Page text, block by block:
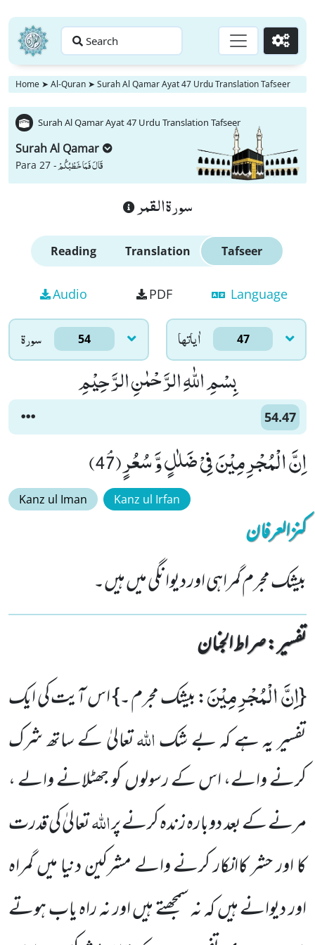
Search Go
Home ➤ Al-Quran ➤ Surah Al Qamar Ayat 47 Urdu Translation Tafseer
Surah Al Qamar Ayat 47 Urdu Translation Tafseer
Surah Al Qamar
Para 27 -قَالَ فَمَا خَطْبُكُمْ
سورة القمر
Reading Translation Tafseer
Audio PDF Language
سورۃ 54 اٰياتها 47
بِسْمِ اللّٰهِ الرَّحْمٰنِ الرَّحِیْمِ
54.47
اِنَّ الْمُجْرِمِیْنَ فِیْ ضَلٰلٍ وَّ سُعُرٍﭥ(47)
Kanz ul Iman Kanz ul Irfan
کنزالعرفان
بیشک مجرم گمراہی اور دیوانگی میں ہیں۔
تفسیر : ‎صراط الجنان
{اِنَّ الْمُجْرِمِیْنَ: بیشک مجرم ۔}اس آیت کی ایک
تفسیر یہ ہے کہ بے شکاللہتعالیٰ کے ساتھ شرک
کرنے والے، اس کے رسولوں کو جھٹلانے والے ،
مرنے کے بعد دوبارہ زندہ کرنے پراللہتعالیٰ کی قدرت
کا اور حشر کاانکار کرنے والے مشرکین دنیا میں گمراہ
اور دیوانے ہیں کہ نہ سمجھتے ہیں اور نہ راہ یاب ہوتے